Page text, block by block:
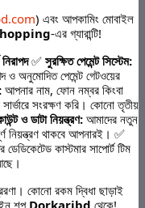
) এবং আপকামিং মোবাইল
-এর গ্যারান্টি!
✅ সুরক্ষিত পেমেন্ট সিস্টেম:
ও অনুমোদিত পেমেন্ট গেটওয়ের
আপনার নাম, ফোন নম্বর কিংবা
সংরক্ষণ করি। কোনো তৃতীয়
ও ডাটা নিয়ন্ত্রণ: আমাদের নতুন
নিয়ন্ত্রণ থাকবে আপনারই। ✅
কাস্টমার সাপোর্ট টিম
কোনো রকম দ্বিধা ছাড়াই
শপ Dorkaribd থেকে!